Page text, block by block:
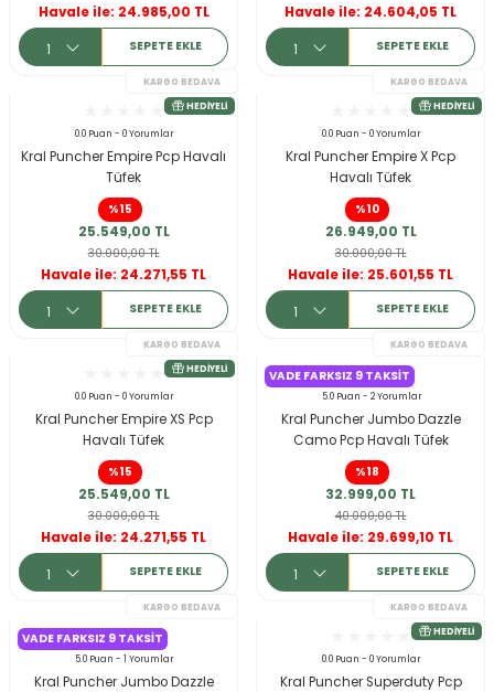
KARGO BEDAVA
Havale ile: 24.985,00 TL
SEPETE EKLE
Havale ile: 24.604,05 TL
SEPETE EKLE
0.0 Puan - 0 Yorumlar
Kral Puncher Empire Pcp Havalı
Tüfek
%15
25.549,00 TL
30.000,00 TL
Havale ile: 24.271,55 TL
SEPETE EKLE
0.0 Puan - 0 Yorumlar
Kral Puncher Empire X Pcp
Havalı Tüfek
%10
26.949,00 TL
30.000,00 TL
Havale ile: 25.601,55 TL
SEPETE EKLE
0.0 Puan - 0 Yorumlar
Kral Puncher Empire XS Pcp
Havalı Tüfek
%15
25.549,00 TL
30.000,00 TL
Havale ile: 24.271,55 TL
SEPETE EKLE
VADE FARKSIZ 9 TAKSIT
5.0 Puan - 2 Yorumlar
Kral Puncher Jumbo Dazzle
Camo Pcp Havalı Tüfek
%18
32.999,00 TL
40.000,00 TL
Havale ile: 29.699,10 TL
SEPETE EKLE
VADE FARKSIZ 9 TAKSIT
5.0 Puan - 1 Yorumlar
Kral Puncher Jumbo Dazzle
0.0 Puan - 0 Yorumlar
Kral Puncher Superduty Pcp